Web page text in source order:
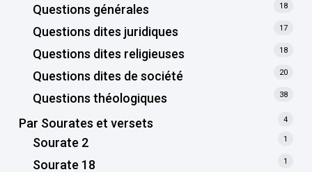
Questions générales 18
Questions dites juridiques 17
Questions dites religieuses 18
Questions dites de société 20
Questions théologiques 38
Par Sourates et versets 4
Sourate 2 1
Sourate 18 1